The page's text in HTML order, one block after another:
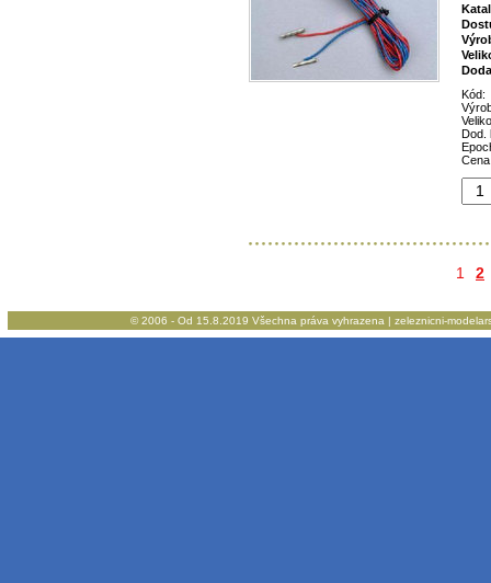
Kód:
Dod.
1 2
© 2006 - Od 15.8.2019 Všechna práva vyhrazena | zeleznicni-